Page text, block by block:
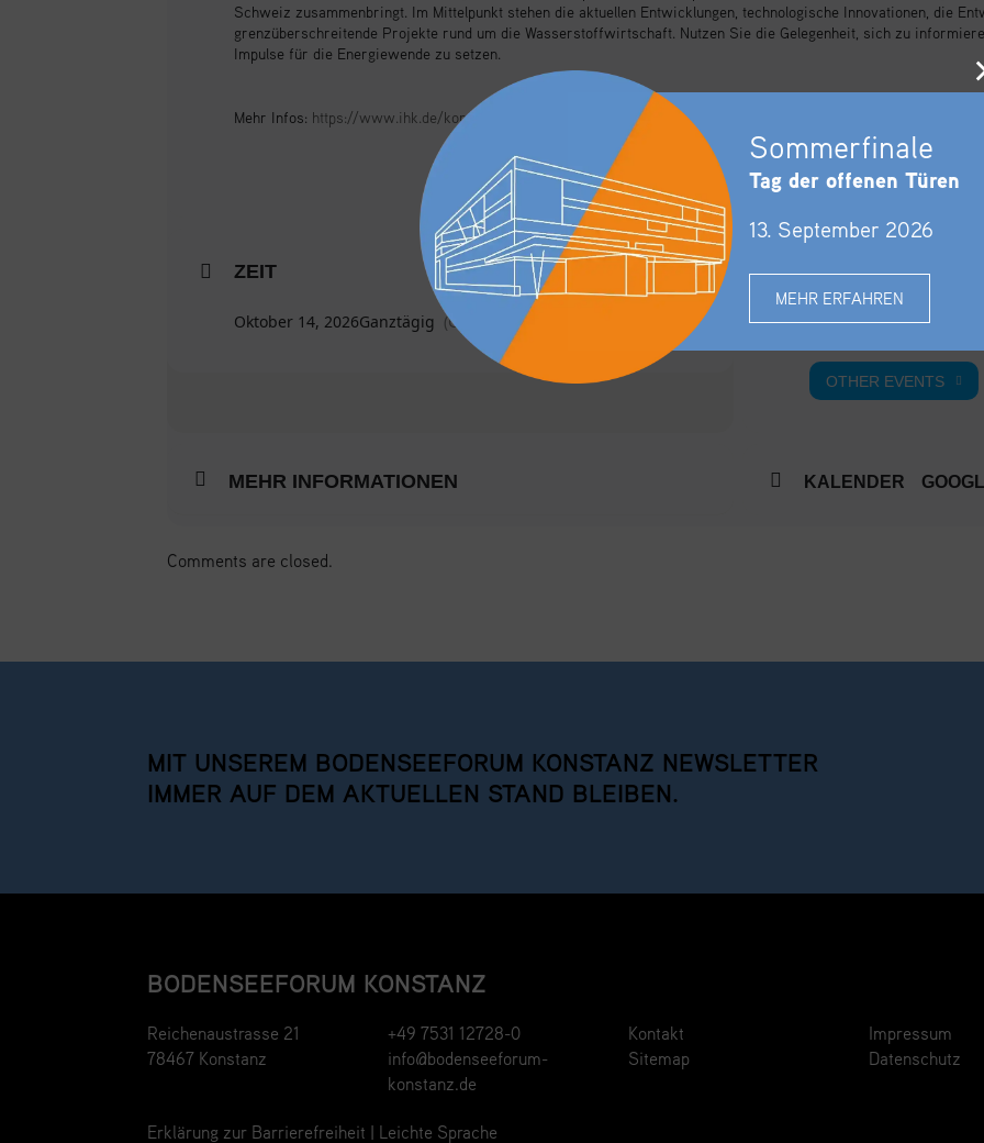
Schweiz zusammenbringt. Im Mittelpunkt stehen die aktuellen Entwicklungen, technologische Innovationen, die
grenzüberschreitende Projekte rund um die Wasserstoffwirtschaft. Nutzen Sie die Gelegenheit, sich zu
Impulse für die Energiewende zu setzen.
Mehr Infos: https://www.ihk.de/konstanz/innovation/wasserstoff/ihk-wasserstoff-forum-5861480
ZEIT
Oktober 14, 2026Ganztägig (GMT+02:00)
ORT
Bodenseeforum Konstanz
OTHER EVENTS
MEHR INFORMATIONEN KALENDER
Comments are closed.
MIT UNSEREM BODENSEEFORUM KONSTANZ NEWSLETTER
IMMER AUF DEM AKTUELLEN STAND BLEIBEN.
BODENSEEFORUM KONSTANZ
Reichenaustrasse 21
78467 Konstanz
+49 7531 12728-0
info@bodenseeforum-
konstanz.de
Kontakt
Sitemap
Impressum
Datenschutz
Erklärung zur Barrierefreiheit | Leichte Sprache
Sommerfinale
Tag der offenen Türen
13. September 2026
MEHR ERFAHREN